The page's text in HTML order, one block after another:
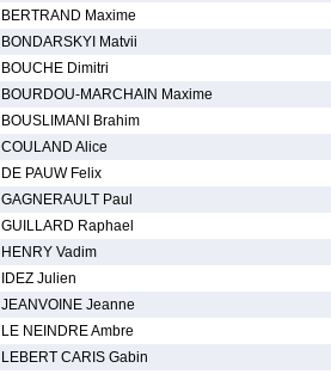
BERTRAND Maxime
BONDARSKYI Matvii
BOUCHE Dimitri
BOURDOU-MARCHAIN Maxime
BOUSLIMANI Brahim
COULAND Alice
DE PAUW Felix
GAGNERAULT Paul
GUILLARD Raphael
HENRY Vadim
IDEZ Julien
JEANVOINE Jeanne
LE NEINDRE Ambre
LEBERT CARIS Gabin